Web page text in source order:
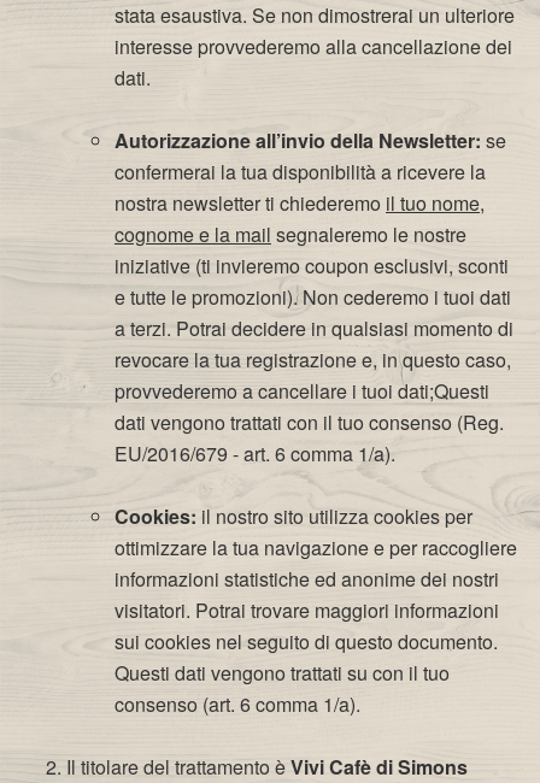
stata esaustiva. Se non dimostrerai un ulteriore
interesse provvederemo alla cancellazione dei
dati.
Autorizzazione all’invio della Newsletter: se
confermerai la tua disponibilità a ricevere la
nostra newsletter ti chiederemo il tuo nome,
cognome e la mail segnaleremo le nostre
iniziative (ti invieremo coupon esclusivi, sconti
e tutte le promozioni). Non cederemo i tuoi dati
a terzi. Potrai decidere in qualsiasi momento di
revocare la tua registrazione e, in questo caso,
provvederemo a cancellare i tuoi dati;Questi
dati vengono trattati con il tuo consenso (Reg.
EU/2016/679 - art. 6 comma 1/a).
Cookies: il nostro sito utilizza cookies per
ottimizzare la tua navigazione e per raccogliere
informazioni statistiche ed anonime dei nostri
visitatori. Potrai trovare maggiori informazioni
sui cookies nel seguito di questo documento.
Questi dati vengono trattati su con il tuo
consenso (art. 6 comma 1/a).
Il titolare del trattamento èVivi Cafè di Simons